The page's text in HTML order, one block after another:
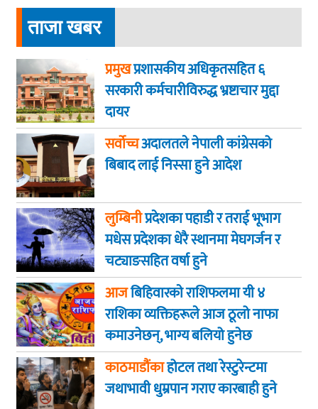
ताजा खबर
प्रमुखप्रशासकीय अधिकृतसहित ६
सरकारी कर्मचारीविरुद्ध भ्रष्टाचार मुद्दा
दायर
सर्वोच्चअदालतले नेपाली कांग्रेसको
बिबाद लाई निस्सा हुने आदेश
लुम्बिनीप्रदेशका पहाडी र तराई भूभाग
मधेस प्रदेशका धेरै स्थानमा मेघगर्जन र
चट्याङसहित वर्षा हुने
आजबिहिवारकाे राशिफलमा यी ४
राशिका व्यक्तिहरूले आज ठूलो नाफा
कमाउनेछन्, भाग्य बलियो हुनेछ
काठमाडौंकाहोटल तथा रेस्टुरेन्टमा
जथाभावी धुम्रपान गराए कारबाही हुने